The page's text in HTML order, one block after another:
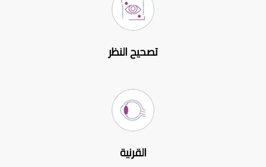
تصحيح النظر
القرنية